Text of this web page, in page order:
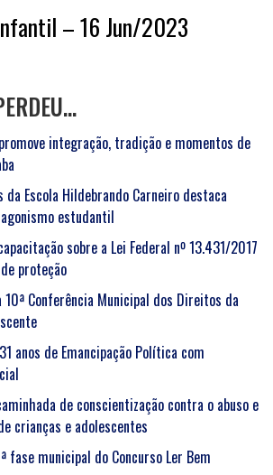
– 16 Jun/2023
integração, tradição e momentos de
da Escola Hildebrando Carneiro destaca
estudantil
sobre a Lei Federal nº 13.431/2017
proteção
10ª Conferência Municipal dos Direitos da
anos de Emancipação Política com
de conscientização contra o abuso e
crianças e adolescentes
fase municipal do Concurso Ler Bem